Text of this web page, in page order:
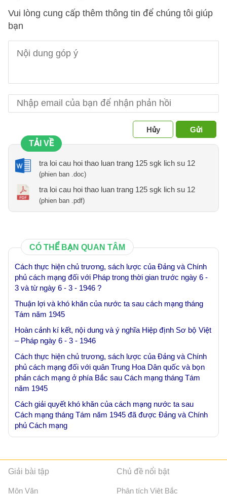
Vui lòng cung cấp thêm thông tin để chúng tôi giúp
bạn
Hủy
Gửi
TẢI VỀ
tra loi cau hoi thao luan trang 125 sgk lich su 12
(phien ban .doc)
tra loi cau hoi thao luan trang 125 sgk lich su 12
(phien ban .pdf)
CÓ THỂ BẠN QUAN TÂM
Cách thực hiện chủ trương, sách lược của Đảng và Chính
phủ cách mạng đối với Pháp trong thời gian trước ngày 6 -
3 và từ ngày 6 - 3 - 1946 ?
Thuận lợi và khó khăn của nước ta sau cách mạng tháng
Tám năm 1945
Hoàn cảnh kí kết, nội dung và ý nghĩa Hiệp định Sơ bộ Việt
– Pháp ngày 6 - 3 - 1946
Cách thực hiện chủ trương, sách lược của Đảng và Chính
phủ cách mạng đối với quân Trung Hoa Dân quốc và bọn
phản cách mạng ở phía Bắc sau Cách mạng tháng Tám
năm 1945
Cách giải quyết khó khăn của cách mạng nước ta sau
Cách mạng tháng Tám năm 1945 đã được Đảng và Chính
phủ Cách mạng
Giải bài tập
Môn Văn
Chủ đề nổi bật
Phân tích Việt Bắc